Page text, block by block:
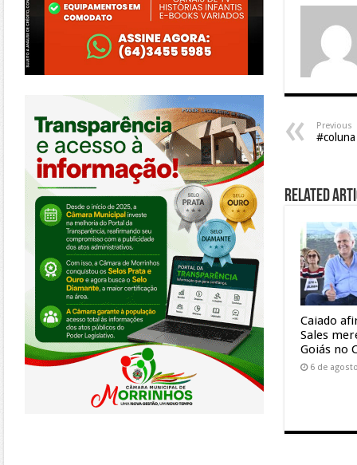
Previous
Related
Caiado
Sales
Goiás no
6 de
https://morrinhos.go.leg.br/